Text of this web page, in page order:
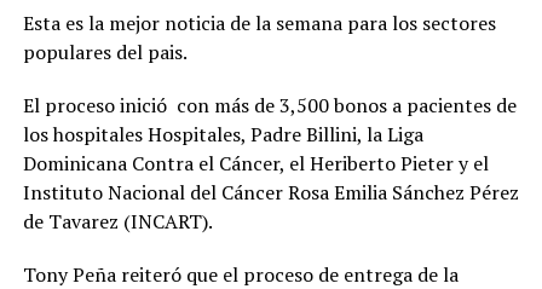
Esta es la mejor noticia de la semana para los sectores
populares del pais.
El proceso inició con más de 3,500 bonos a pacientes de
los hospitales Hospitales, Padre Billini, la Liga
Dominicana Contra el Cáncer, el Heriberto Pieter y el
Instituto Nacional del Cáncer Rosa Emilia Sánchez Pérez
de Tavarez (INCART).
Tony Peña reiteró que el proceso de entrega de la